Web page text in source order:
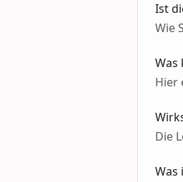
Ist
Wie
Was
Hier
Die
Was